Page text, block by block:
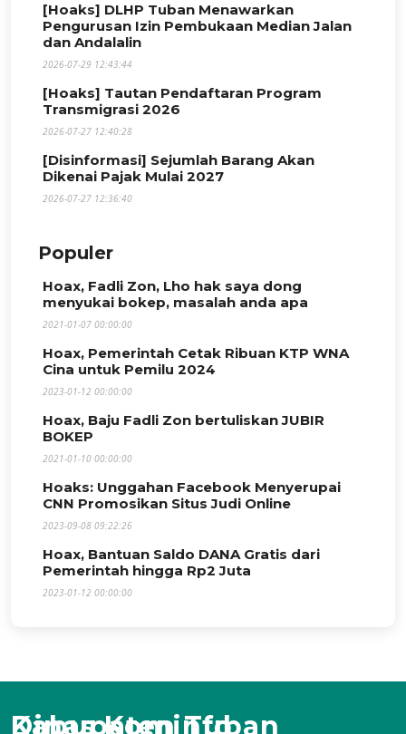
[Hoaks] DLHP Tuban Menawarkan
Pengurusan Izin Pembukaan Median Jalan
dan Andalalin
2026-07-29 12:43:44
[Hoaks] Tautan Pendaftaran Program
Transmigrasi 2026
2026-07-27 12:40:28
[Disinformasi] Sejumlah Barang Akan
Dikenai Pajak Mulai 2027
2026-07-27 12:36:40
Populer
Hoax, Fadli Zon, Lho hak saya dong
menyukai bokep, masalah anda apa
2021-01-07 00:00:00
Hoax, Pemerintah Cetak Ribuan KTP WNA
Cina untuk Pemilu 2024
2023-01-12 00:00:00
Hoax, Baju Fadli Zon bertuliskan JUBIR
BOKEP
2021-01-10 00:00:00
Hoaks: Unggahan Facebook Menyerupai
CNN Promosikan Situs Judi Online
2023-09-08 09:22:26
Hoax, Bantuan Saldo DANA Gratis dari
Pemerintah hingga Rp2 Juta
2023-01-12 00:00:00
Dinas Kominfo Kabupaten Tuban